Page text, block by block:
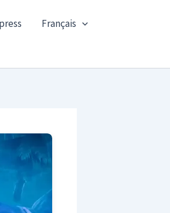
Français